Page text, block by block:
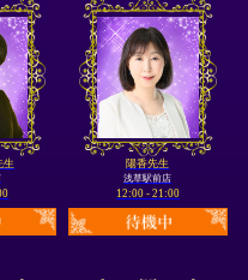
生 陽香先生
浅草駅前店
12:00 - 21:00